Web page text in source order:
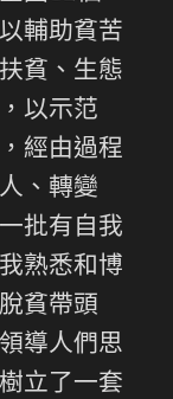
輔助貧苦
貧、生態
以示范
經由過程
、轉變
批有自我
熟悉和博
貧帶頭
導人們思
立了一套